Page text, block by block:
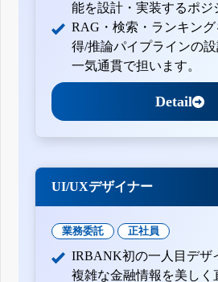
能を設計・実装するポジ
RAG・検索・ランキン
得/推論パイプラインの
一気通貫で担います。
Detail
UI/UXデザイナー
業務委託 正社員
IRBANK初の一人目デザ
複雑な金融情報を美しく